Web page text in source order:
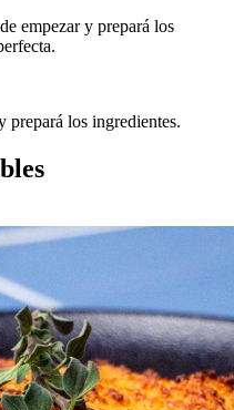
empezar y prepará los
prepará los ingredientes.